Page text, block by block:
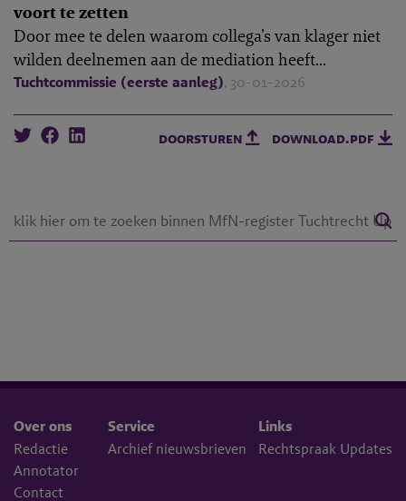
voort te zetten
Door mee te delen waarom collega’s van klager niet
wilden deelnemen aan de mediation heeft...
Tuchtcommissie (eerste aanleg), 30-01-2026
doorsturen download.pdf
Over ons
Redactie
Annotator
Contact
Service
Archief nieuwsbrieven
Links
Rechtspraak Updates